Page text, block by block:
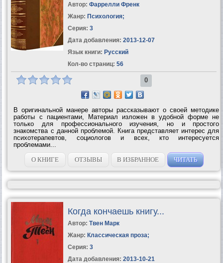
Автор: Фаррелли Френк
Жанр: Психология;
Серия: 3
Дата добавления: 2013-12-07
Язык книги: Русский
Кол-во страниц: 56
0
В оригинальной манере авторы рассказывают о своей методике
работы с пациентами, Материал изложен в удобной форме не
только для профессионального изучения, но и простого
знакомства с данной проблемой. Книга представляет интерес для
психотерапевтов, социологов и всех, кто интересуется
проблемами...
О КНИГЕ
ОТЗЫВЫ В ИЗБРАННОЕ ЧИТАТЬ
Когда кончаешь книгу...
Автор: Твен Марк
Жанр: Классическая проза;
Серия: 3
Дата добавления: 2013-10-21